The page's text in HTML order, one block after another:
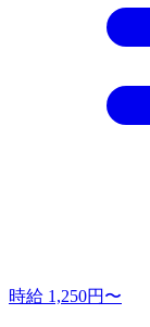
時給 1,250円〜